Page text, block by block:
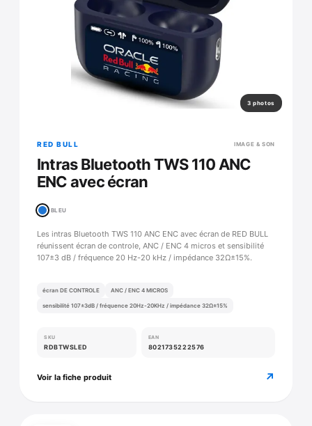
3 photos
RED BULL IMAGE & SON
Intras Bluetooth TWS 110 ANC
ENC avec écran
BLEU
Les intras Bluetooth TWS 110 ANC ENC avec écran de RED BULL
réunissent écran de controle, ANC / ENC 4 micros et sensibilité
107±3 dB / fréquence 20 Hz-20 kHz / impédance 32Ω±15%.
écran DE CONTROLE ANC / ENC 4 MICROS
sensibilité 107±3dB / fréquence 20Hz-20KHz / impédance 32Ω±15%
SKU
RDBTWSLED
EAN
8021735222576
Voir la fiche produit ↗